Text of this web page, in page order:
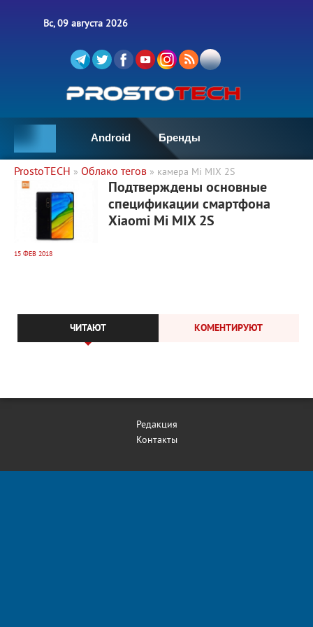
Вс, 09 августа 2026
Android Бренды
ProstoTECH » Облако тегов » камера Mi MIX 2S
3 577 0
Подтверждены основные
спецификации смартфона
Xiaomi Mi MIX 2S
15 ФЕВ 2018
ЧИТАЮТ КОМЕНТИРУЮТ
Редакция
Контакты